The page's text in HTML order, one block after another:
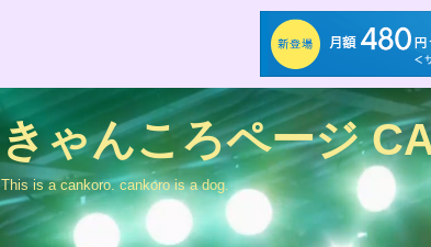
きゃんころページ
This is a cankoro. cankoro is a dog.